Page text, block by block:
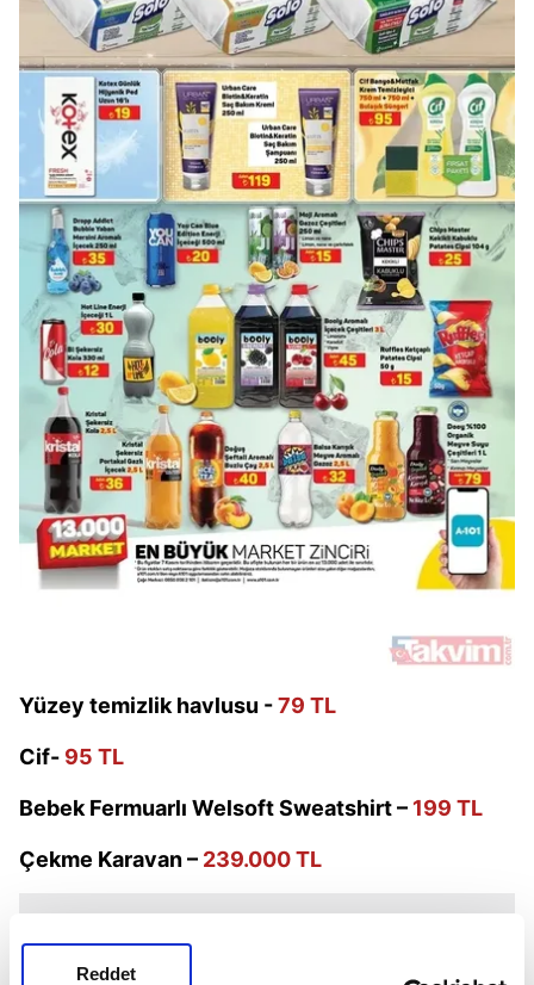
Reddet
Yüzey temizlik havlusu -79 TL
Cif- 95 TL
Bebek Fermuarlı Welsoft Sweatshirt – 199 TL
Çekme Karavan – 239.000 TL